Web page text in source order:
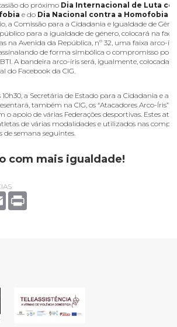
do próximo Dia Internacional de Luta
e do Dia Nacional contra a Homofobia e
a Comissão para a Cidadania e Igualdade de
para a igualdade de género, colocará na
na Avenida da República, nº 32, uma faixa arco-
de forma simbólica o compromisso
A bandeira arco-íris será, igualmente, colocada
do Facebook da CIG.
10h30, a Secretária de Estado para a Cidadania e a
também na CIG, os “Atacadores Arco-Íris”,
o apoio de várias Federações desportivas. Estes
de várias modalidades e utilizados nas
de semana seguintes.
com mais igualdade!
Email